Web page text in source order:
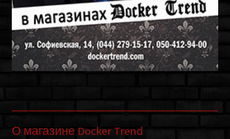
О магазине Docker Trend